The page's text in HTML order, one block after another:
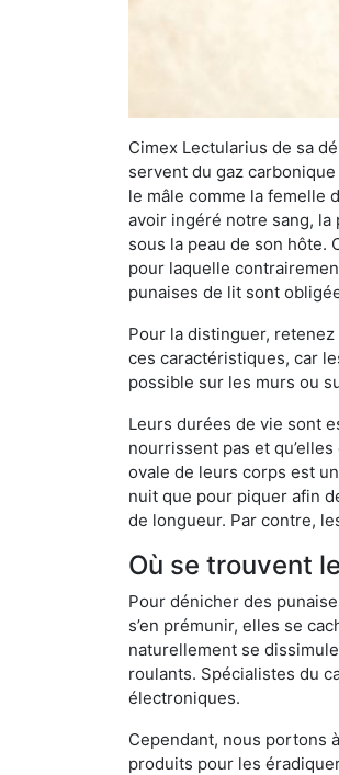
Cimex Lectularius de sa
servent du gaz
le mâle comme la femelle
avoir ingéré notre sang, la
sous la peau de son hôte.
pour laquelle
punaises de lit sont
Pour la distinguer, retenez
ces caractéristiques, car
possible sur les murs ou
Leurs durées de vie sont
nourrissent pas et
ovale de leurs corps est
nuit que pour piquer afin
de longueur. Par contre,
Où se trouvent
Pour dénicher des
s’en prémunir, elles se
naturellement se
roulants. Spécialistes du
électroniques.
Cependant, nous portons
produits pour les